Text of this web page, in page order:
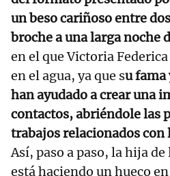
un beso cariñoso entre
broche a una larga noche
en el que Victoria
en el agua, ya que su fama
han ayudado a crear una
contactos, abriéndole las
trabajos relacionados con
Así, paso a paso, la hija
está haciendo un hueco